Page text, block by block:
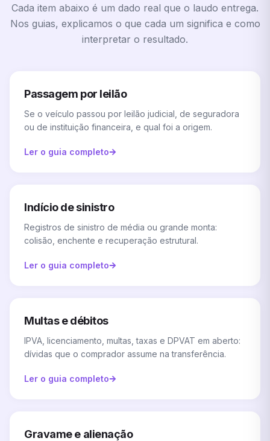
Cada item abaixo é um dado real que o laudo entrega.
Nos guias, explicamos o que cada um significa e como
interpretar o resultado.
Passagem por leilão
Se o veículo passou por leilão judicial, de seguradora
ou de instituição financeira, e qual foi a origem.
Ler o guia completo
Indício de sinistro
Registros de sinistro de média ou grande monta:
colisão, enchente e recuperação estrutural.
Ler o guia completo
Multas e débitos
IPVA, licenciamento, multas, taxas e DPVAT em aberto:
dívidas que o comprador assume na transferência.
Ler o guia completo
Gravame e alienação